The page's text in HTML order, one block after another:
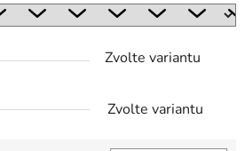
Zvolte variantu
Zvolte variantu